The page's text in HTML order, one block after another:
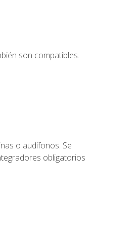
son compatibles.
o audífonos. Se
obligatorios